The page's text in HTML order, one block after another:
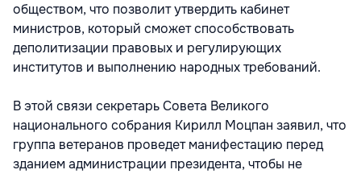
обществом, что позволит утвердить кабинет
министров, который сможет способствовать
деполитизации правовых и регулирующих
институтов и выполнению народных требований.
В этой связи секретарь Совета Великого
национального собрания Кирилл Моцпан заявил, что
группа ветеранов проведет манифестацию перед
зданием администрации президента, чтобы не